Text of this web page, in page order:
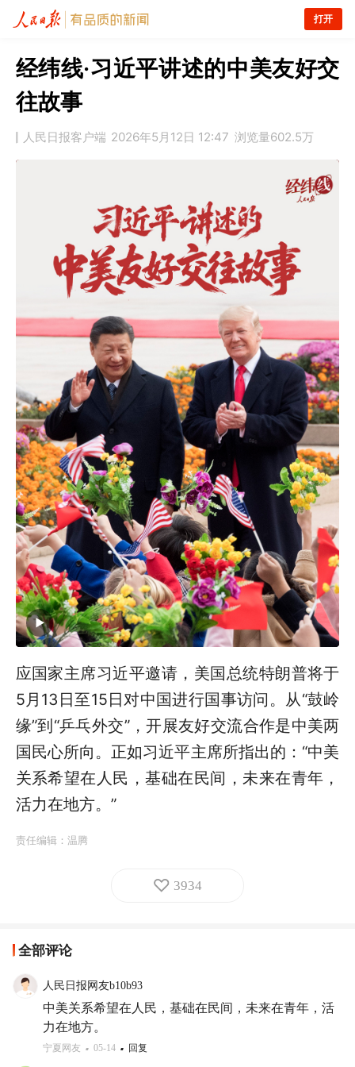
打开
经纬线·习近平讲述的中美友好交
往故事
人民日报客户端 2026年5月12日 12:47 浏览量602.5万
应国家主席习近平邀请，美国总统特朗普将于
5月13日至15日对中国进行国事访问。从“鼓岭
缘”到“乒乓外交”，开展友好交流合作是中美两
国民心所向。正如习近平主席所指出的：“中美
关系希望在人民，基础在民间，未来在青年，
活力在地方。”
责任编辑： 温腾
3934
全部评论
人民日报网友b10b93
中美关系希望在人民，基础在民间，未来在青年，活
力在地方。
宁夏网友 05-14 回复